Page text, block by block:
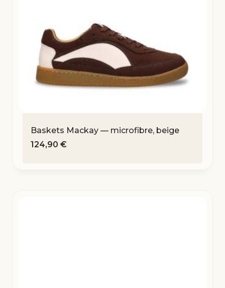
Baskets Mackay — microfibre, beige
124,90 €